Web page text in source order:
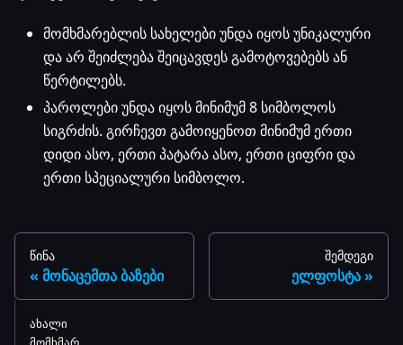
მომხმარებლის სახელები უნდა იყოს უნიკალური
და არ შეიძლება შეიცავდეს გამოტოვებებს ან
წერტილებს.
პაროლები უნდა იყოს მინიმუმ 8 სიმბოლოს
სიგრძის. გირჩევთ გამოიყენოთ მინიმუმ ერთი
დიდი ასო, ერთი პატარა ასო, ერთი ციფრი და
ერთი სპეციალური სიმბოლო.
წინა
მონაცემთა ბაზები
შემდეგი
ელფოსტა
ახალი